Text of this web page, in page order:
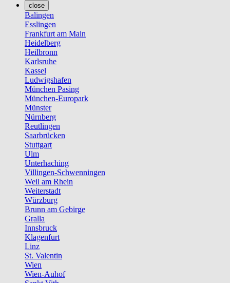
close
Balingen
Esslingen
Frankfurt am Main
Heidelberg
Heilbronn
Karlsruhe
Kassel
Ludwigshafen
München Pasing
München-Europark
Münster
Nürnberg
Reutlingen
Saarbrücken
Stuttgart
Ulm
Unterhaching
Villingen-Schwenningen
Weil am Rhein
Weiterstadt
Würzburg
Brunn am Gebirge
Gralla
Innsbruck
Klagenfurt
Linz
St. Valentin
Wien
Wien-Auhof